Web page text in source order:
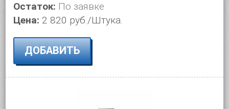
Остаток: По заявке
Цена: 2 820 руб./Штука.
ДОБАВИТЬ